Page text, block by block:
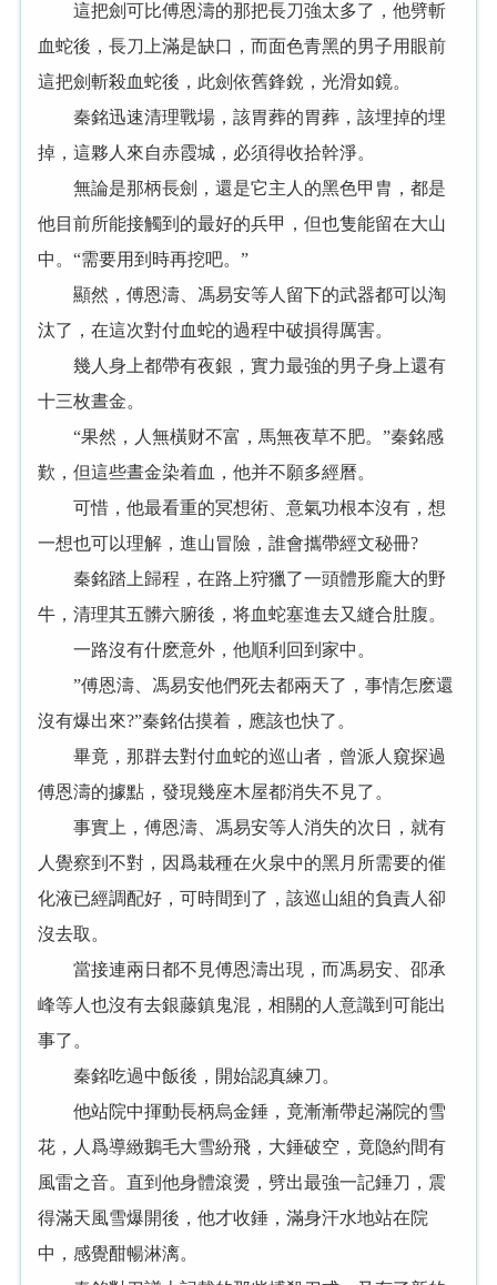
這把劍可比傅恩濤的那把長刀強太多了，他劈斬
血蛇後，長刀上滿是缺口，而面色青黑的男子用眼前
這把劍斬殺血蛇後，此劍依舊鋒銳，光滑如鏡。
秦銘迅速清理戰場，該胃葬的胃葬，該埋掉的埋
掉，這夥人來自赤霞城，必須得收拾幹淨。
無論是那柄長劍，還是它主人的黑色甲胄，都是
他目前所能接觸到的最好的兵甲，但也隻能留在大山
中。“需要用到時再挖吧。”
顯然，傅恩濤、馮易安等人留下的武器都可以淘
汰了，在這次對付血蛇的過程中破損得厲害。
幾人身上都帶有夜銀，實力最強的男子身上還有
十三枚晝金。
“果然，人無橫财不富，馬無夜草不肥。”秦銘感
歎，但這些晝金染着血，他并不願多經曆。
可惜，他最看重的冥想術、意氣功根本沒有，想
一想也可以理解，進山冒險，誰會攜帶經文秘冊?
秦銘踏上歸程，在路上狩獵了一頭體形龐大的野
牛，清理其五髒六腑後，将血蛇塞進去又縫合肚腹。
一路沒有什麽意外，他順利回到家中。
”傅恩濤、馮易安他們死去都兩天了，事情怎麽還
沒有爆出來?”秦銘估摸着，應該也快了。
畢竟，那群去對付血蛇的巡山者，曾派人窺探過
傅恩濤的據點，發現幾座木屋都消失不見了。
事實上，傅恩濤、馮易安等人消失的次日，就有
人覺察到不對，因爲栽種在火泉中的黑月所需要的催
化液已經調配好，可時間到了，該巡山組的負責人卻
沒去取。
當接連兩日都不見傅恩濤出現，而馮易安、邵承
峰等人也沒有去銀藤鎮鬼混，相關的人意識到可能出
事了。
秦銘吃過中飯後，開始認真練刀。
他站院中揮動長柄烏金錘，竟漸漸帶起滿院的雪
花，人爲導緻鵝毛大雪紛飛，大錘破空，竟隐約間有
風雷之音。直到他身體滾燙，劈出最強一記錘刀，震
得滿天風雪爆開後，他才收錘，滿身汗水地站在院
中，感覺酣暢淋漓。